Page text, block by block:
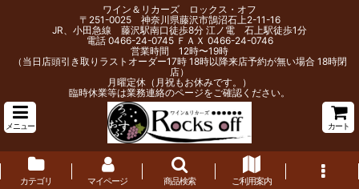
ワイン＆リカーズ ロックス・オフ
〒251-0025 神奈川県藤沢市鵠沼石上2-11-16
JR、小田急線 藤沢駅南口徒歩8分 江ノ電 石上駅徒歩1分
電話 0466-24-0745 ＦＡＸ 0466-24-0746
営業時間 12時〜19時
（当日店頭引き取りラストオーダー17時 18時以降来店予約が無い場合 18時閉
店）
月曜定休（月祝もお休みです。）
臨時休業等は業務連絡のページをご確認ください。
メニュー カート
カテゴリ マイページ 商品検索 ご利用案内